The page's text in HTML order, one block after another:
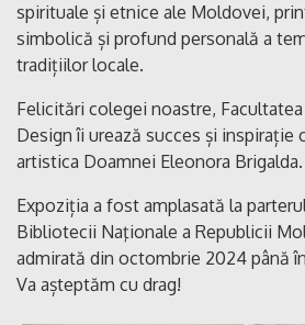
spirituale și etnice ale Moldovei,
simbolică și profund personală a
tradițiilor locale.
Felicitări colegei noastre,
Design îi urează succes și inspirație
artistica Doamnei Eleonora Brigalda.
Expoziția a fost amplasată la
Bibliotecii Naţionale a Republicii
admirată din octombrie 2024 până
Va așteptăm cu drag!